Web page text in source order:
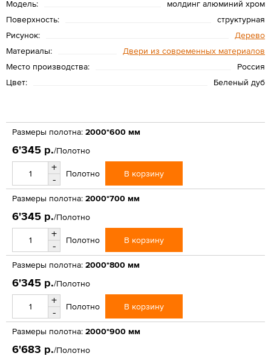
Модель:
молдинг алюминий хром
Поверхность:
структурная
Рисунок:
Дерево
Материалы:
Двери из современных материалов
Место производства:
Россия
Цвет:
Беленый дуб
Размеры полотна: 2000*600 мм
6'345 р./Полотно
+
-
Полотно В корзину
Размеры полотна: 2000*700 мм
6'345 р./Полотно
+
-
Полотно В корзину
Размеры полотна: 2000*800 мм
6'345 р./Полотно
+
-
Полотно В корзину
Размеры полотна: 2000*900 мм
6'683 р./Полотно